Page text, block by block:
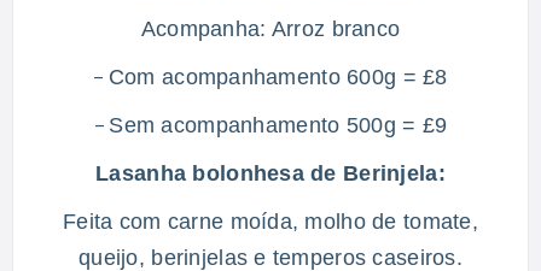
Acompanha: Arroz branco
– Com acompanhamento 600g = £8
– Sem acompanhamento 500g = £9
Lasanha bolonhesa de Berinjela:
Feita com carne moída, molho de tomate,
queijo, berinjelas e temperos caseiros.